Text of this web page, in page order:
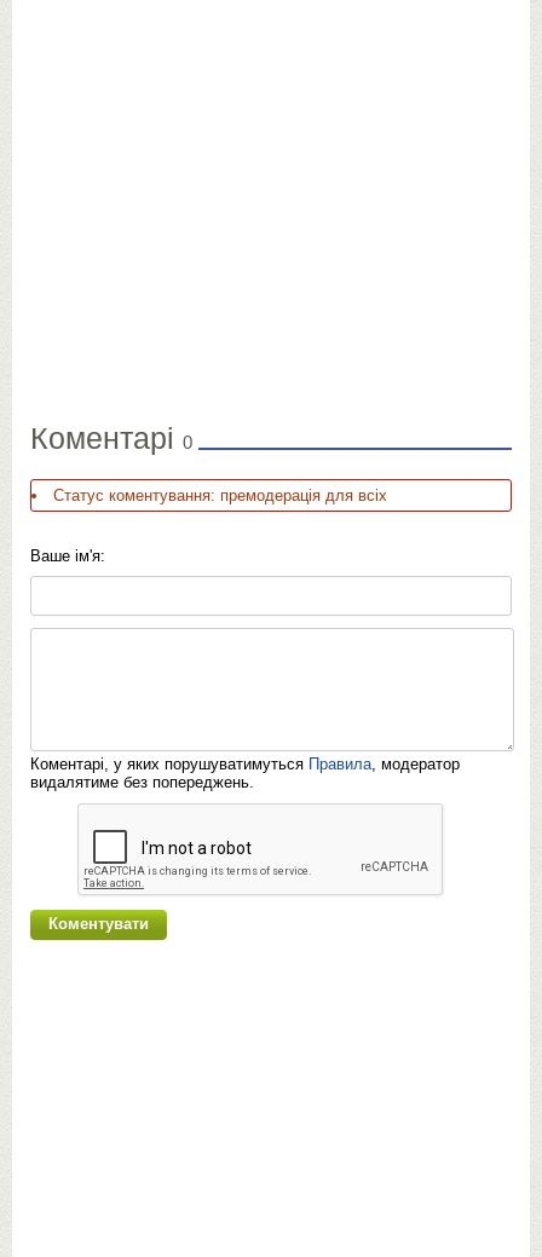
Коментарі 0
Статус коментування: премодерація для всіх
Ваше ім'я:
Коментарі, у яких порушуватимуться Правила , модератор
видалятиме без попереджень.